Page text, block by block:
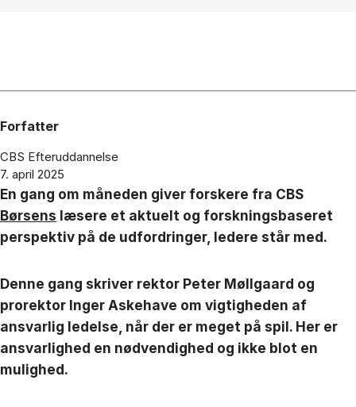
Forfatter
CBS Efteruddannelse
7. april 2025
En gang om måneden giver forskere fra CBS
Børsens læsere et aktuelt og forskningsbaseret
perspektiv på de udfordringer, ledere står med.
Denne gang skriver rektor Peter Møllgaard og
prorektor Inger Askehave om vigtigheden af
ansvarlig ledelse, når der er meget på spil. Her er
ansvarlighed en nødvendighed og ikke blot en
mulighed.